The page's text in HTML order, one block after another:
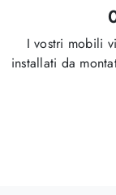
I vostri mobili
installati da